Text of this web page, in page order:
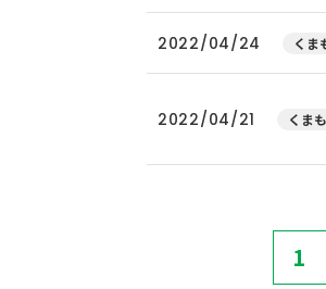
2022/04/24 くま
2022/04/21 くま
1